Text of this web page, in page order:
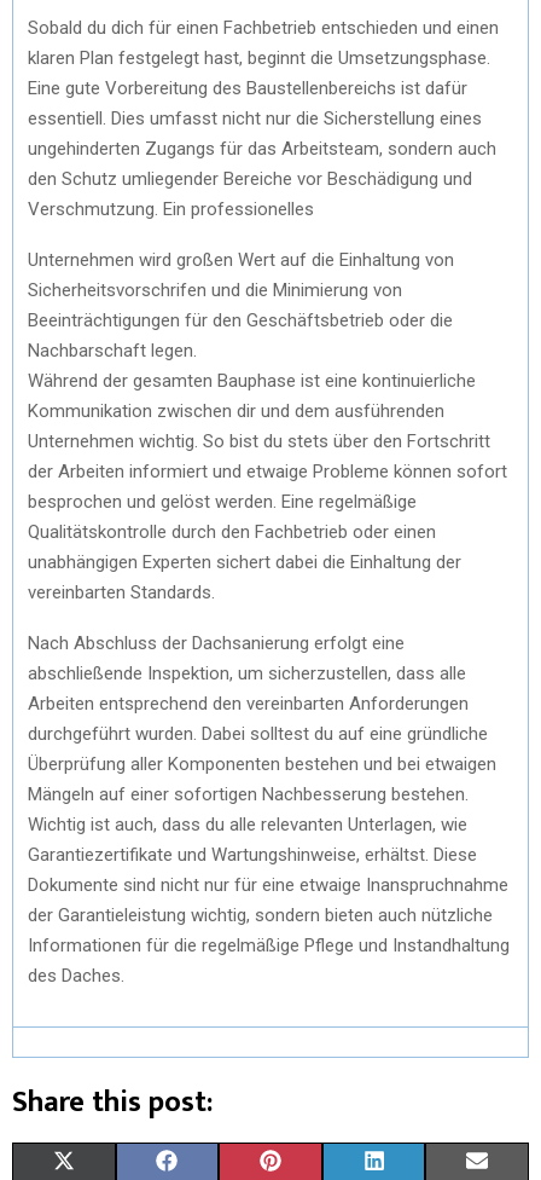
Sobald du dich für einen Fachbetrieb entschieden und einen
klaren Plan festgelegt hast, beginnt die Umsetzungsphase.
Eine gute Vorbereitung des Baustellenbereichs ist dafür
essentiell. Dies umfasst nicht nur die Sicherstellung eines
ungehinderten Zugangs für das Arbeitsteam, sondern auch
den Schutz umliegender Bereiche vor Beschädigung und
Verschmutzung. Ein professionelles
Unternehmen wird großen Wert auf die Einhaltung von
Sicherheitsvorschrifen und die Minimierung von
Beeinträchtigungen für den Geschäftsbetrieb oder die
Nachbarschaft legen.
Während der gesamten Bauphase ist eine kontinuierliche
Kommunikation zwischen dir und dem ausführenden
Unternehmen wichtig. So bist du stets über den Fortschritt
der Arbeiten informiert und etwaige Probleme können sofort
besprochen und gelöst werden. Eine regelmäßige
Qualitätskontrolle durch den Fachbetrieb oder einen
unabhängigen Experten sichert dabei die Einhaltung der
vereinbarten Standards.
Nach Abschluss der Dachsanierung erfolgt eine
abschließende Inspektion, um sicherzustellen, dass alle
Arbeiten entsprechend den vereinbarten Anforderungen
durchgeführt wurden. Dabei solltest du auf eine gründliche
Überprüfung aller Komponenten bestehen und bei etwaigen
Mängeln auf einer sofortigen Nachbesserung bestehen.
Wichtig ist auch, dass du alle relevanten Unterlagen, wie
Garantiezertifikate und Wartungshinweise, erhältst. Diese
Dokumente sind nicht nur für eine etwaige Inanspruchnahme
der Garantieleistung wichtig, sondern bieten auch nützliche
Informationen für die regelmäßige Pflege und Instandhaltung
des Daches.
Share this post: